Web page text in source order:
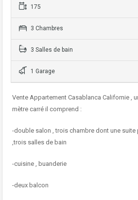
175
3 Chambres
3 Salles de bain
1 Garage
Vente Appartement Casablanca Californie ,
mètre carré il comprend :
-double salon , trois chambre dont une suite
,trois salles de bain
-cuisine , buanderie
-deux balcon